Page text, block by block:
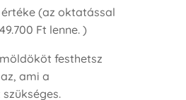
(az oktatással
Ft lenne. )
festhetsz
ami a